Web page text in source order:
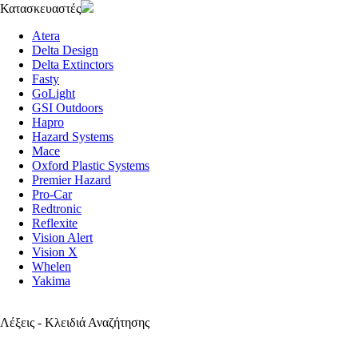
Κατασκευαστές
Atera
Delta Design
Delta Extinctors
Fasty
GoLight
GSI Outdoors
Hapro
Hazard Systems
Mace
Oxford Plastic Systems
Premier Hazard
Pro-Car
Redtronic
Reflexite
Vision Alert
Vision X
Whelen
Yakima
Λέξεις - Κλειδιά Αναζήτησης